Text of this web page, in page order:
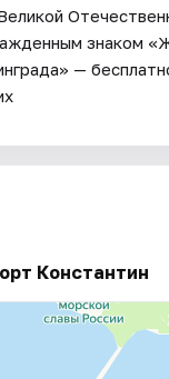
знаком
—
Константин